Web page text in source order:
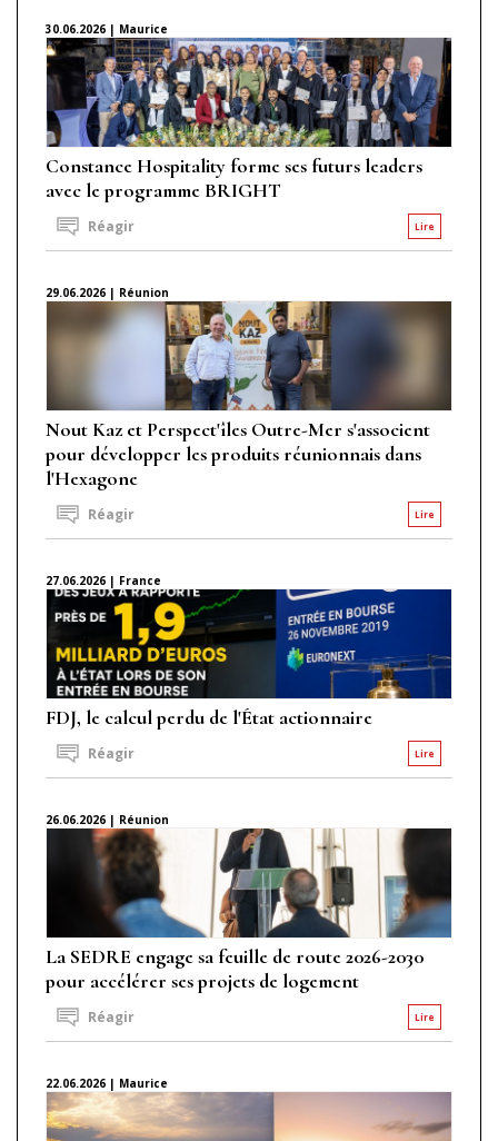
30.06.2026 | Maurice
Constance Hospitality forme ses futurs leaders
avec le programme BRIGHT
Lire
Réagir
29.06.2026 | Réunion
Nout Kaz et Perspect'îles Outre-Mer s'associent
pour développer les produits réunionnais dans
l'Hexagone
Lire
Réagir
27.06.2026 | France
FDJ, le calcul perdu de l'État actionnaire
Lire
Réagir
26.06.2026 | Réunion
La SEDRE engage sa feuille de route 2026-2030
pour accélérer ses projets de logement
Lire
Réagir
22.06.2026 | Maurice